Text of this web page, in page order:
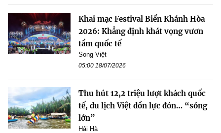
Khai mạc Festival Biển Khánh Hòa
2026: Khẳng định khát vọng vươn
tầm quốc tế
Song Việt
05:00 18/07/2026
Thu hút 12,2 triệu lượt khách quốc
tế, du lịch Việt dồn lực đón… “sóng
lớn”
Hải Hà